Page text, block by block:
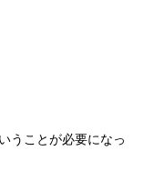
うことが必要になっ